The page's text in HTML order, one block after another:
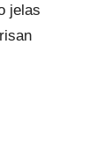
jelas